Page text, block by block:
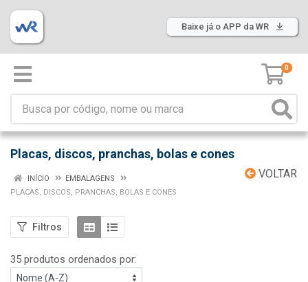
Baixe já o APP da WR
0
Placas, discos, pranchas, bolas e cones
VOLTAR
INÍCIO
EMBALAGENS
PLACAS, DISCOS, PRANCHAS, BOLAS E CONES
Filtros
35 produtos ordenados por: